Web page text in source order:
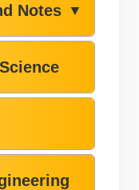
Notes ▼